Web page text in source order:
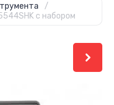
/
с набором